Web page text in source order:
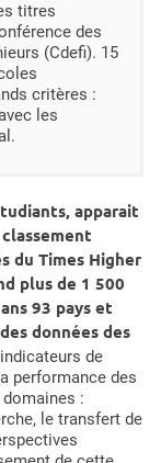
titres
des
(Cdefi). 15
critères :
les
apparait
du Times Higher
plus de 1 500
93 pays et
données des
de
performance des
:
le transfert de